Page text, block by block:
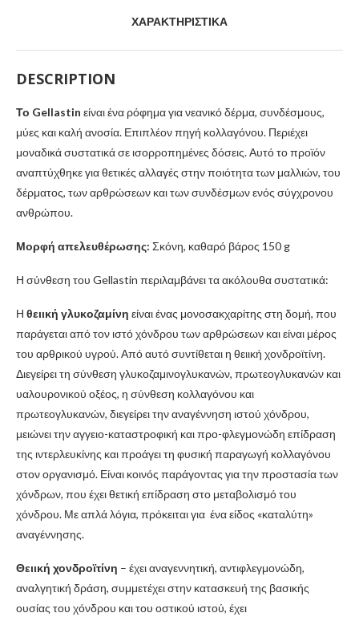
ΧΑΡΑΚΤΗΡΙΣΤΙΚΆ
DESCRIPTION
Το Gellastin είναι ένα ρόφημα για νεανικό δέρμα, συνδέσμους,
μύες και καλή ανοσία. Επιπλέον πηγή κολλαγόνου. Περιέχει
μοναδικά συστατικά σε ισορροπημένες δόσεις. Αυτό το προϊόν
αναπτύχθηκε για θετικές αλλαγές στην ποιότητα των μαλλιών, του
δέρματος, των αρθρώσεων και των συνδέσμων ενός σύγχρονου
ανθρώπου.
Μορφή απελευθέρωσης: Σκόνη, καθαρό βάρος 150 g
Η σύνθεση του Gellastin περιλαμβάνει τα ακόλουθα συστατικά:
Η θειική γλυκοζαμίνη είναι ένας μονοσακχαρίτης στη δομή, που
παράγεται από τον ιστό χόνδρου των αρθρώσεων και είναι μέρος
του αρθρικού υγρού. Από αυτό συντίθεται η θειική χονδροϊτίνη.
Διεγείρει τη σύνθεση γλυκοζαμινογλυκανών, πρωτεογλυκανών και
υαλουρονικού οξέος, η σύνθεση κολλαγόνου και
πρωτεογλυκανών, διεγείρει την αναγέννηση ιστού χόνδρου,
μειώνει την αγγειο-καταστροφική και προ-φλεγμονώδη επίδραση
της ιντερλευκίνης και προάγει τη φυσική παραγωγή κολλαγόνου
στον οργανισμό. Είναι κοινός παράγοντας για την προστασία των
χόνδρων, που έχει θετική επίδραση στο μεταβολισμό του
χόνδρου. Με απλά λόγια, πρόκειται για ένα είδος «καταλύτη»
αναγέννησης.
Θειική χονδροϊτίνη – έχει αναγεννητική, αντιφλεγμονώδη,
αναλγητική δράση, συμμετέχει στην κατασκευή της βασικής
ουσίας του χόνδρου και του οστικού ιστού, έχει